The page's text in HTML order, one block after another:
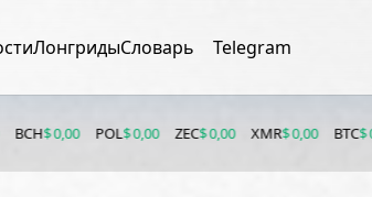
ЛонгридыСловарь Telegram
POL$ 0,00 ZEC$ 0,00 XMR$ 0,00 BTC$ 0,00 ETH